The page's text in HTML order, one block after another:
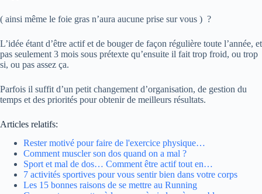
( ainsi même le foie gras n’aura aucune prise sur vous ) ?
L’idée étant d’être actif et de bouger de façon régulière toute l’année, et
pas seulement 3 mois sous prétexte qu’ensuite il fait trop froid, ou trop
si, ou pas assez ça.
Parfois il suffit d’un petit changement d’organisation, de gestion du
temps et des priorités pour obtenir de meilleurs résultats.
Articles relatifs:
Rester motivé pour faire de l'exercice physique…
Comment muscler son dos quand on a mal ?
Sport et mal de dos… Comment être actif tout en…
7 activités sportives pour vous sentir bien dans votre corps
Les 15 bonnes raisons de se mettre au Running